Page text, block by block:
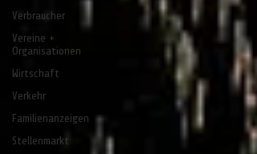
Verbraucher
Vereine +
Organisationen
Wirtschaft
Verkehr
Familienanzeigen
Stellenmarkt